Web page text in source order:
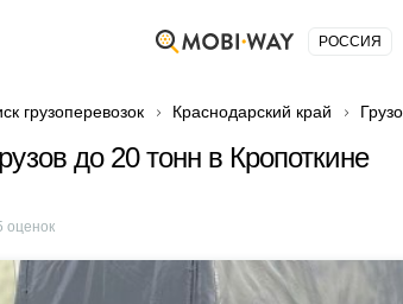
РОССИЯ
грузоперевозок Краснодарский край
до 20 тонн в Кропоткине
оценок